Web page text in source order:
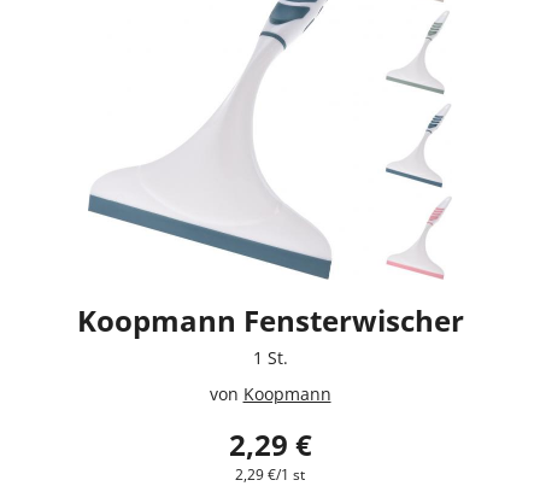
Koopmann Fensterwischer
1 St.
von Koopmann
2,29 €
2,29 €/1 st